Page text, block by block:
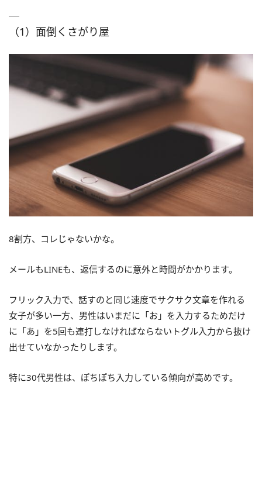
（1）面倒くさがり屋
8割方、コレじゃないかな。
メールもLINEも、返信するのに意外と時間がかかります。
フリック入力で、話すのと同じ速度でサクサク文章を作れる
女子が多い一方、男性はいまだに「お」を入力するためだけ
に「あ」を5回も連打しなければならないトグル入力から抜け
出せていなかったりします。
特に30代男性は、ぽちぽち入力している傾向が高めです。